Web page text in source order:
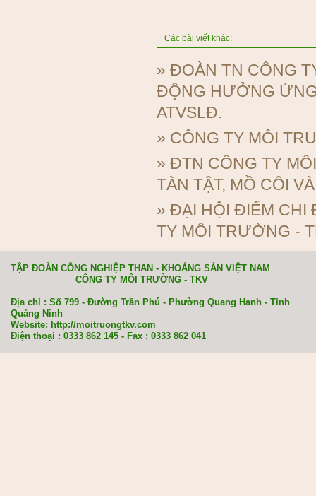
Các bài viết khác:
» ĐOÀN TN CÔNG
ĐỘNG HƯỞNG
ATVSLĐ.
» CÔNG TY MÔI
» ĐTN CÔNG TY
TÀN TẬT, MỒ CÔI
» ĐẠI HỘI ĐIỂM CHI
TY MÔI TRƯỜNG -
TẬP ĐOÀN CÔNG NGHIỆP THAN - KHOÁNG SẢN VIỆT NAM
CÔNG TY MÔI TRƯỜNG - TKV
Địa chỉ : Số 799 - Đường Trần Phú - Phường Quang Hanh - Tỉnh
Quảng Ninh
Website: http://moitruongtkv.com
Điện thoại : 0333 862 145 - Fax : 0333 862 041